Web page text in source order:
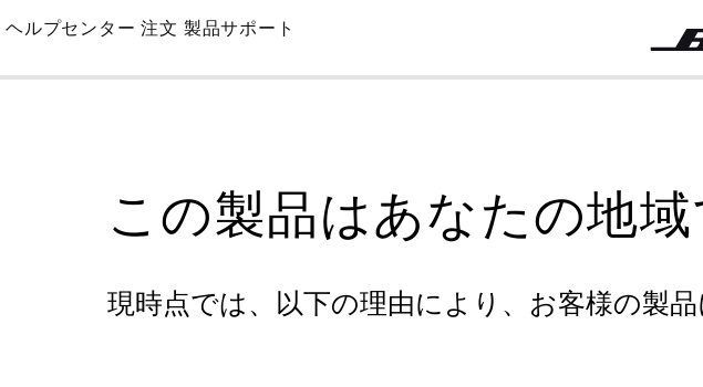
Skip
Main
ヘルプセンター 注文 製品サポート
この製品はあなたの地
現時点では、以下の理由により、お客様の製